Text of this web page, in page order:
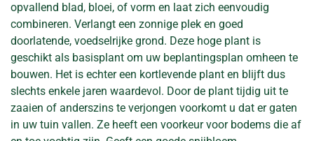
opvallend blad, bloei, of vorm en laat zich eenvoudig
combineren. Verlangt een zonnige plek en goed
doorlatende, voedselrijke grond. Deze hoge plant is
geschikt als basisplant om uw beplantingsplan omheen te
bouwen. Het is echter een kortlevende plant en blijft dus
slechts enkele jaren waardevol. Door de plant tijdig uit te
zaaien of anderszins te verjongen voorkomt u dat er gaten
in uw tuin vallen. Ze heeft een voorkeur voor bodems die af